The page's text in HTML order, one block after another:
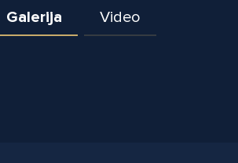
Galerija Video